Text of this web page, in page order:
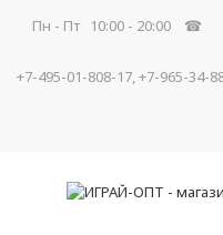
Пн - Пт 10:00 - 20:00 ☎
+7-495-01-808-17, +7-965-34-